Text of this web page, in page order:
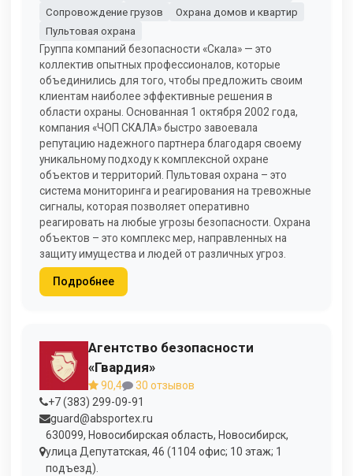
Сопровождение грузов
Охрана домов и квартир
Пультовая охрана
Группа компаний безопасности «Скала» — это
коллектив опытных профессионалов, которые
объединились для того, чтобы предложить своим
клиентам наиболее эффективные решения в
области охраны. Основанная 1 октября 2002 года,
компания «ЧОП СКАЛА» быстро завоевала
репутацию надежного партнера благодаря своему
уникальному подходу к комплексной охране
объектов и территорий. Пультовая охрана – это
система мониторинга и реагирования на тревожные
сигналы, которая позволяет оперативно
реагировать на любые угрозы безопасности. Охрана
объектов – это комплекс мер, направленных на
защиту имущества и людей от различных угроз.
Подробнее
Агентство безопасности
«Гвардия»
90,4
30 отзывов
+7 (383) 299-09-91
guard@absportex.ru
630099, Новосибирская область, Новосибирск,
улица Депутатская, 46 (1104 офис; 10 этаж; 1
подъезд).